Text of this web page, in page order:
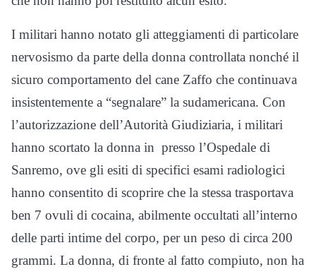
I militari hanno notato gli atteggiamenti di particolare
nervosismo da parte della donna controllata nonché il
sicuro comportamento del cane Zaffo che continuava
insistentemente a “segnalare” la sudamericana. Con
l’autorizzazione dell’Autorità Giudiziaria, i militari
hanno scortato la donna in presso l’Ospedale di
Sanremo, ove gli esiti di specifici esami radiologici
hanno consentito di scoprire che la stessa trasportava
ben 7 ovuli di cocaina, abilmente occultati all’interno
delle parti intime del corpo, per un peso di circa 200
grammi. La donna, di fronte al fatto compiuto, non ha